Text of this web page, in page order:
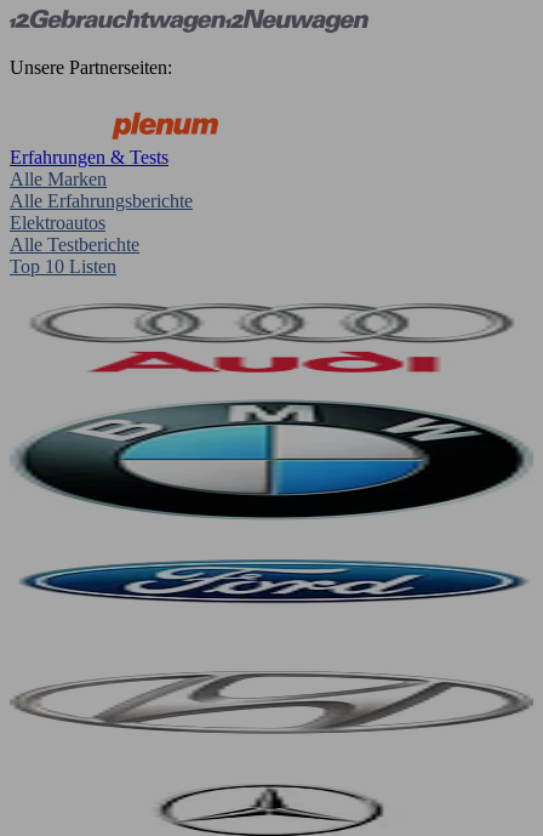
Unsere Partnerseiten:
Erfahrungen & Tests
Alle Marken
Alle Erfahrungsberichte
Elektroautos
Alle Testberichte
Top 10 Listen